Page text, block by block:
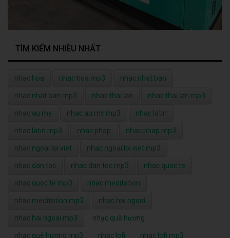
TÌM KIẾM NHIỀU NHẤT
nhac hoa nhac hoa mp3 nhac nhat ban
nhac nhat ban mp3 nhac thai lan nhac thai lan mp3
nhac au my nhac au my mp3 nhac latin
nhac latin mp3 nhac phap nhac phap mp3
nhac ngoai loi viet nhac ngoai loi viet mp3
nhac dan toc nhac dan toc mp3 nhac quoc te
nhac quoc te mp3 nhac meditation
nhac meditation mp3 nhac hai ngoai
nhac hai ngoai mp3 nhạc quê hương
nhạc quê hương mp3 nhạc lofi nhạc lofi mp3